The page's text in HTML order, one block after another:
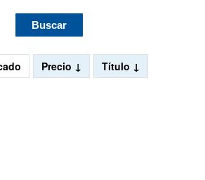
Buscar
Precio Título